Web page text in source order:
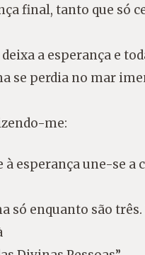
final, tanto que só
deixa a esperança e
se perdia no mar
me:
à esperança une-se
só enquanto são